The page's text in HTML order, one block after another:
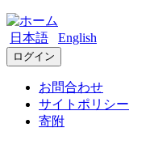
日本語 English
ログイン
お問合わせ
サイトポリシー
寄附